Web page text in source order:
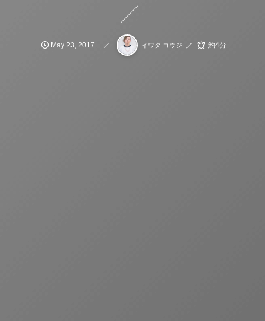
May 23 2017 イワタ コウジ 約4分